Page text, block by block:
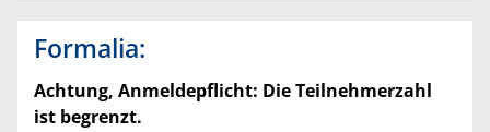
Formalia:
Achtung, Anmeldepflicht: Die Teilnehmerzahl
ist begrenzt.